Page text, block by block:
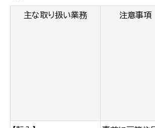
主な取り扱い業務 注意事項